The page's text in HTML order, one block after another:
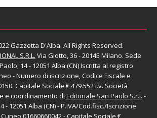
Gazzetta D'Alba. All Rights Reserved.
S.R.L. Via Giotto, 36 - 20145 Milano. Sede
14 - 12051 Alba (CN) Iscritta al registro
- Numero di iscrizione, Codice Fiscale e
Capitale Sociale € 479.552 i.v. Società
e coordinamento di Editoriale San Paolo S.r.l. -
- 12051 Alba (CN) - P.IVA/Cod.fisc./Iscrizione
01660660042 - Capitale Sociale €